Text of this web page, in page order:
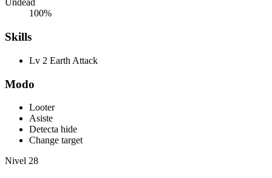
Undead
100%
Skills
Lv 2 Earth Attack
Modo
Looter
Asiste
Detecta hide
Change target
Nivel 28